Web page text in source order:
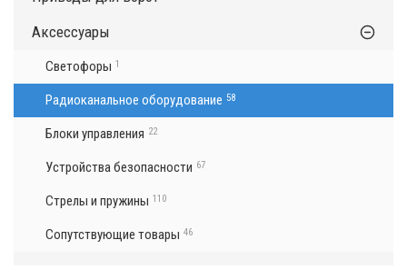
Аксессуары
Светофоры 1
Радиоканальное оборудование 58
Блоки управления 22
Устройства безопасности 67
Стрелы и пружины 110
Сопутствующие товары 46